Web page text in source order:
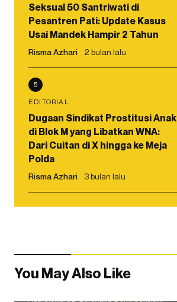
Seksual 50 Santriwati di
Pesantren Pati: Update Kasus
Usai Mandek Hampir 2 Tahun
Risma Azhari 2 bulan lalu
5
EDITORIAL
Dugaan Sindikat Prostitusi Anak
di Blok M yang Libatkan WNA:
Dari Cuitan di X hingga ke Meja
Polda
Risma Azhari 3 bulan lalu
You May Also Like